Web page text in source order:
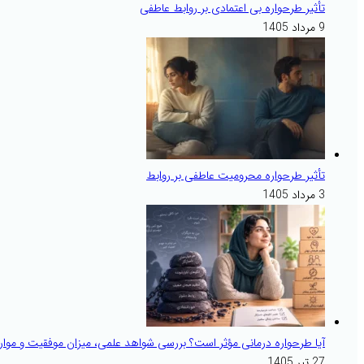
تأثیر طرحواره بی اعتمادی بر روابط عاطفی
9 مرداد 1405
تأثیر طرحواره محرومیت عاطفی بر روابط
3 مرداد 1405
آیا طرحواره درمانی مؤثر است؟ بررسی شواهد علمی، میزان موفقیت و